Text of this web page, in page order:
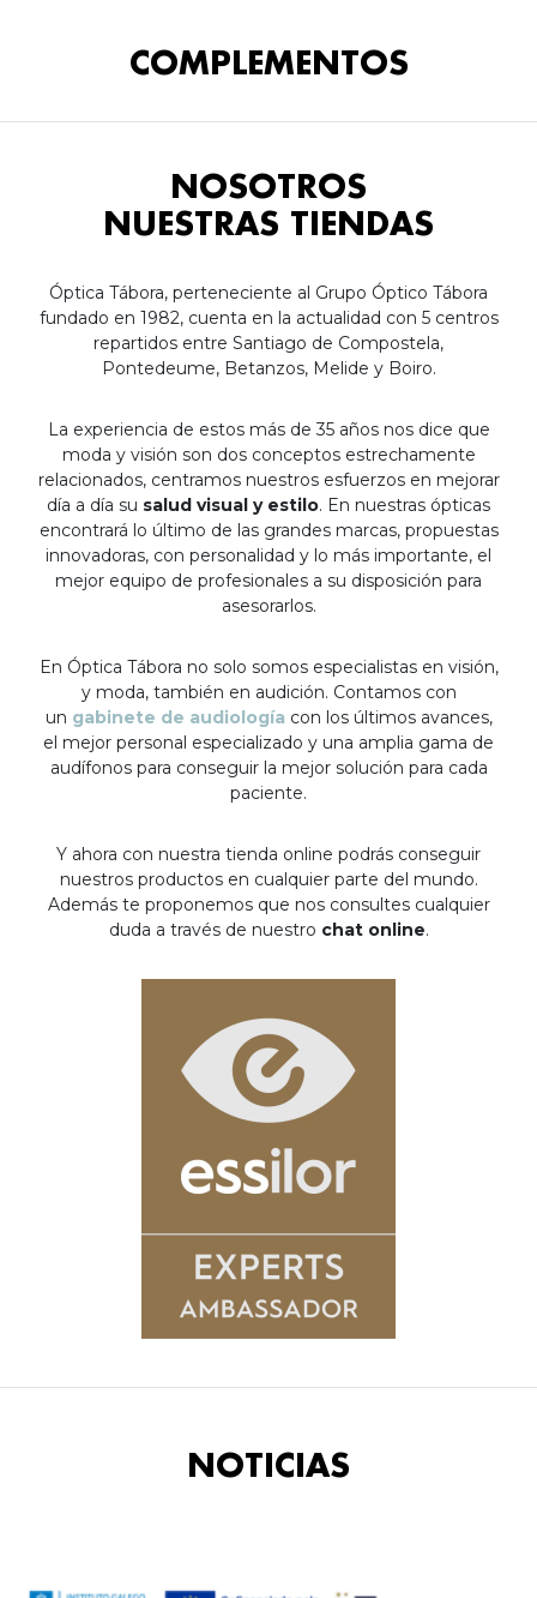
COMPLEMENTOS
NOSOTROS
NUESTRAS TIENDAS
Óptica Tábora, perteneciente al Grupo Óptico Tábora
fundado en 1982, cuenta en la actualidad con 5 centros
repartidos entre Santiago de Compostela,
Pontedeume, Betanzos, Melide y Boiro.
La experiencia de estos más de 35 años nos dice que
moda y visión son dos conceptos estrechamente
relacionados, centramos nuestros esfuerzos en mejorar
día a día su salud visual y estilo. En nuestras ópticas
encontrará lo último de las grandes marcas, propuestas
innovadoras, con personalidad y lo más importante, el
mejor equipo de profesionales a su disposición para
asesorarlos.
En Óptica Tábora no solo somos especialistas en visión,
y moda, también en audición. Contamos con
un gabinete de audiología con los últimos avances,
el mejor personal especializado y una amplia gama de
audífonos para conseguir la mejor solución para cada
paciente.
Y ahora con nuestra tienda online podrás conseguir
nuestros productos en cualquier parte del mundo.
Además te proponemos que nos consultes cualquier
duda a través de nuestro chat online.
NOTICIAS